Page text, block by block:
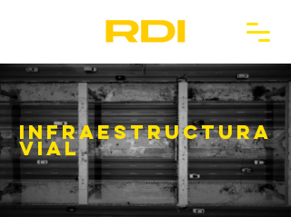
INFRAESTRUCTURA
VIAL